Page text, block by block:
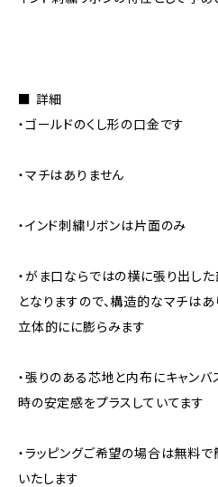
■ 詳細
・ゴールドのくし形の口金です
・マチはありません
・インド刺繍リボンは片面のみ
・がま口ならではの横に張り出し
となりますので、構造的なマチは
立体的にに膨らみます
・張りのある芯地と内布にキャン
時の安定感をプラスしていてます
・ラッピングご希望の場合は無料
いたします